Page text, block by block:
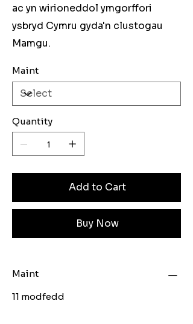
ac yn wirioneddol ymgorffori
ysbryd Cymru gyda'n clustogau
Mamgu.
Maint
Quantity
Add to Cart
Buy Now
Maint
11 modfedd